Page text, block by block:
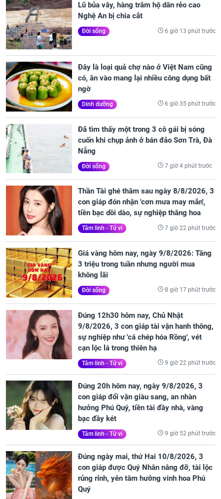
Lũ bủa vây, hàng trăm hộ dân rẻo cao
Nghệ An bị chia cắt
Đời sống 6 giờ 13 phút trước
Đây là loại quả chợ nào ở Việt Nam cũng
có, ăn vào mang lại nhiều công dụng bất
ngờ
Dinh dưỡng 6 giờ 35 phút trước
Đã tìm thấy một trong 3 cô gái bị sóng
cuốn khi chụp ảnh ở bán đảo Sơn Trà, Đà
Nẵng
Đời sống 7 giờ 4 phút trước
Thần Tài ghé thăm sau ngày 8/8/2026, 3
con giáp đón nhận 'cơn mưa may mắn',
tiền bạc dồi dào, sự nghiệp thăng hoa
Tâm linh - Tử vi 7 giờ 22 phút trước
Giá vàng hôm nay, ngày 9/8/2026: Tăng
3 triệu trong tuần nhưng người mua
không lãi
Đời sống 8 giờ 17 phút trước
Đúng 12h30 hôm nay, Chủ Nhật
9/8/2026, 3 con giáp tài vận hanh thông,
sự nghiệp như 'cá chép hóa Rồng', vét
cạn lộc lá trong thiên hạ
Tâm linh - Tử vi 9 giờ 22 phút trước
Đúng 20h hôm nay, ngày 9/8/2026, 3
con giáp đổi vận giàu sang, an nhàn
hưởng Phú Quý, tiền tài đầy nhà, vàng
bạc đầy két
Tâm linh - Tử vi 9 giờ 52 phút trước
Đúng ngày mai, thứ Hai 10/8/2026, 3
con giáp được Quý Nhân nâng đỡ, tài lộc
rủng rỉnh, yên tâm hưởng vinh hoa Phú
Quý